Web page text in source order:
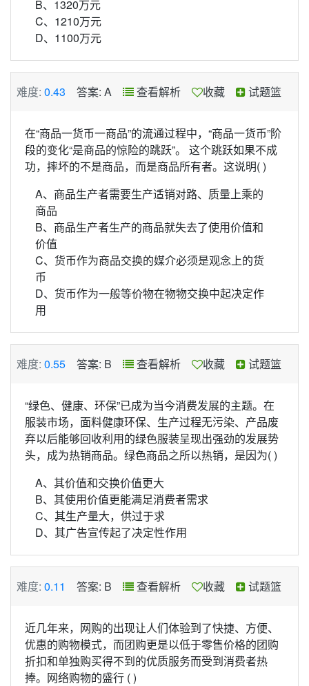
B、1320万元
C、1210万元
D、1100万元
难度: 0.43 答案: A 查看解析 收藏 试题篮
在“商品一货币一商品”的流通过程中，“商品一货币”阶
段的变化“是商品的惊险的跳跃”。 这个跳跃如果不成
功，摔坏的不是商品，而是商品所有者。这说明( )
A、商品生产者需要生产适销对路、质量上乘的
商品
B、商品生产者生产的商品就失去了使用价值和
价值
C、货币作为商品交换的媒介必须是观念上的货
币
D、货币作为一般等价物在物物交换中起决定作
用
难度: 0.55 答案: B 查看解析 收藏 试题篮
“绿色、健康、环保”已成为当今消费发展的主题。在
服装市场，面料健康环保、生产过程无污染、产品废
弃以后能够回收利用的绿色服装呈现出强劲的发展势
头，成为热销商品。绿色商品之所以热销，是因为( )
A、其价值和交换价值更大
B、其使用价值更能满足消费者需求
C、其生产量大，供过于求
D、其广告宣传起了决定性作用
难度: 0.11 答案: B 查看解析 收藏 试题篮
近几年来，网购的出现让人们体验到了快捷、方便、
优惠的购物模式，而团购更是以低于零售价格的团购
折扣和单独购买得不到的优质服务而受到消费者热
捧。网络购物的盛行 ( )